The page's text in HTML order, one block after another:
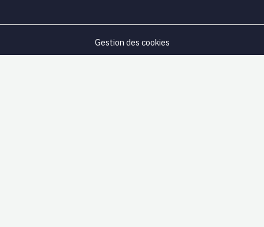
Gestion des cookies